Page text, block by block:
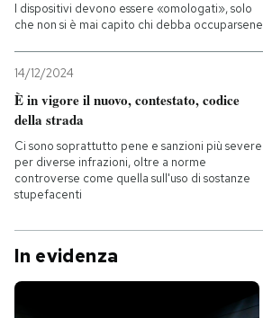
I dispositivi devono essere «omologati», solo
che non si è mai capito chi debba occuparsene
14/12/2024
È in vigore il nuovo, contestato, codice
della strada
Ci sono soprattutto pene e sanzioni più severe
per diverse infrazioni, oltre a norme
controverse come quella sull'uso di sostanze
stupefacenti
In evidenza